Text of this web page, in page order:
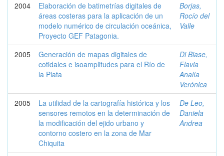
2004
Elaboración de batimetrías digitales de
áreas costeras para la aplicación de un
modelo numérico de circulación oceánica,
Proyecto GEF Patagonia.
Borjas,
Rocío del
Valle
2005
Generación de mapas digitales de
cotidales e isoamplitudes para el Río de
la Plata
Di Biase,
Flavia
Analía
Verónica
2005
La utilidad de la cartografía histórica y los
sensores remotos en la determinación de
la modificación del ejido urbano y
contorno costero en la zona de Mar
Chiquita
De Leo,
Daniela
Andrea